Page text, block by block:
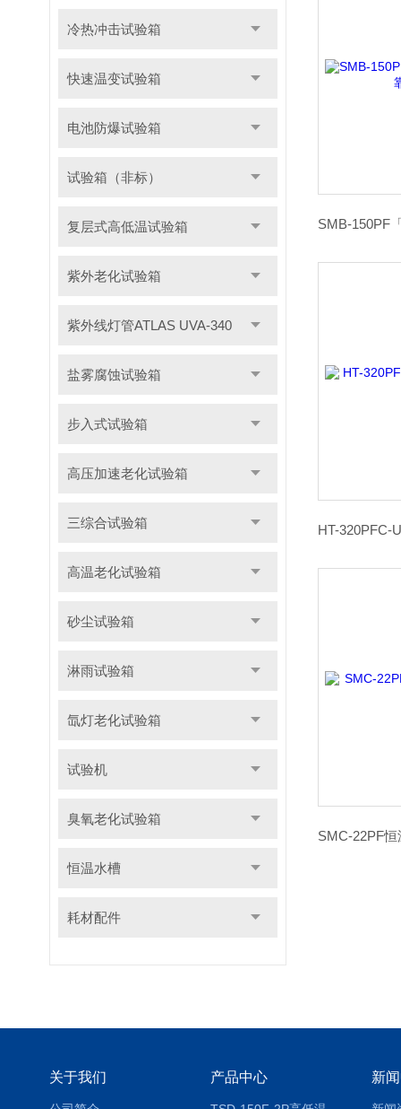
冷热冲击试验箱
快速温变试验箱
电池防爆试验箱
试验箱（非标）
复层式高低温试验箱
紫外老化试验箱
紫外线灯管ATLAS UVA-340
盐雾腐蚀试验箱
步入式试验箱
高压加速老化试验箱
三综合试验箱
高温老化试验箱
砂尘试验箱
淋雨试验箱
氙灯老化试验箱
试验机
臭氧老化试验箱
恒温水槽
耗材配件
关于我们 产品中心 新